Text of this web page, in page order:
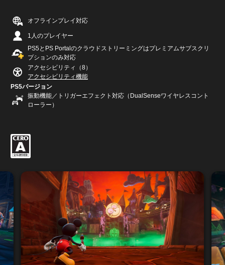
オフラインプレイ対応
1人のプレイヤー
PS5とPS Portalのクラウドストリーミングはプレミアムサブスクリ
プションのみ対応
アクセシビリティ（8）
アクセシビリティ機能
PS5バージョン
振動機能／トリガーエフェクト対応（DualSenseワイヤレスコント
ローラー）